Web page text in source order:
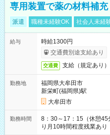
専用装置で薬の材料補充
派遣 職種未経験OK 社会人未経
給与
時給1300円
交通費別途支給あり
交通費 支給（規定あり）
勤務地
福岡県大牟田市
新栄町(福岡県)駅
大牟田市
勤務時間
8：30～17：15（休憩
り月10時間程度残業あり